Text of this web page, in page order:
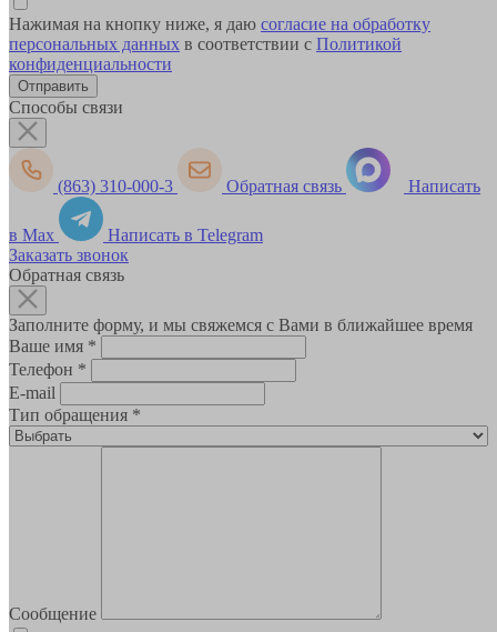
Нажимая на кнопку ниже, я даю согласие на обработку
персональных данных в соответствии с Политикой
конфиденциальности
Способы связи
(863) 310-000-3 Обратная связь Написать
в Max
Написать в Telegram
Заказать звонок
Обратная связь
Заполните форму, и мы свяжемся с Вами в ближайшее время
Ваше имя *
Телефон *
E-mail
Тип обращения *
Сообщение